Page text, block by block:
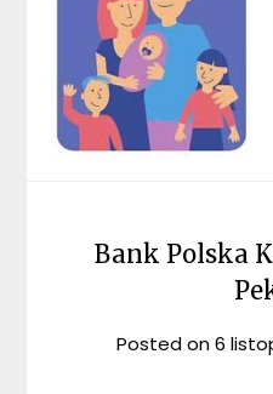
Bank Polska
Posted on6